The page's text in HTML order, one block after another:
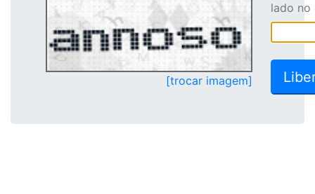
[trocar imagem]
lado no